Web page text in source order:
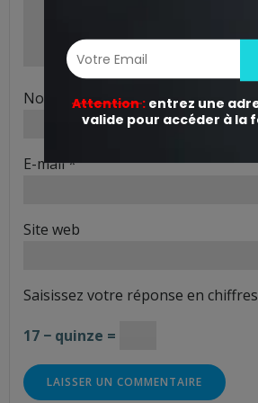
Nom
E-mail*
Site web
Saisissez votre réponse en chiffres
17 − quinze =